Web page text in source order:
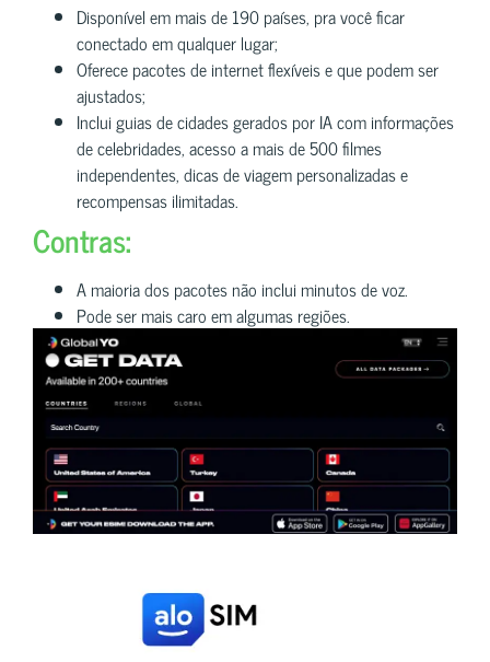
Disponível em mais de 190 países, pra você ficar
conectado em qualquer lugar;
Oferece pacotes de internet flexíveis e que podem ser
ajustados;
Inclui guias de cidades gerados por IA com informações
de celebridades, acesso a mais de 500 filmes
independentes, dicas de viagem personalizadas e
recompensas ilimitadas.
Contras:
A maioria dos pacotes não inclui minutos de voz.
Pode ser mais caro em algumas regiões.